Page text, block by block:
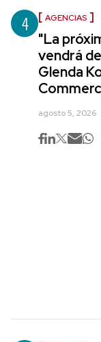
4 AGENCIAS
"La
vendrá
Glenda
agosto 5, 2026